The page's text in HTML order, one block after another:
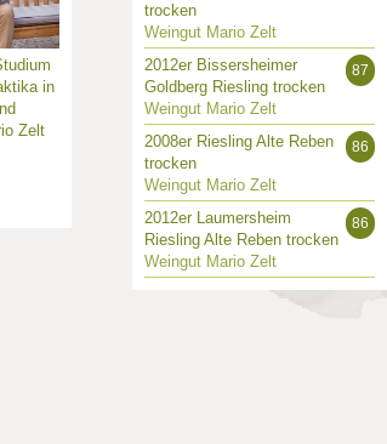
in
Zelt
trocken
Weingut Mario Zelt
87
2012er Bissersheimer
Goldberg Riesling trocken
Weingut Mario Zelt
86
2008er Riesling Alte Reben
trocken
Weingut Mario Zelt
86
2012er Laumersheim
Riesling Alte Reben trocken
Weingut Mario Zelt